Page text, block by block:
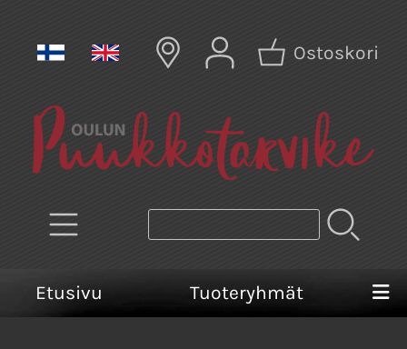
Ostoskori
Etusivu Tuoteryhmät